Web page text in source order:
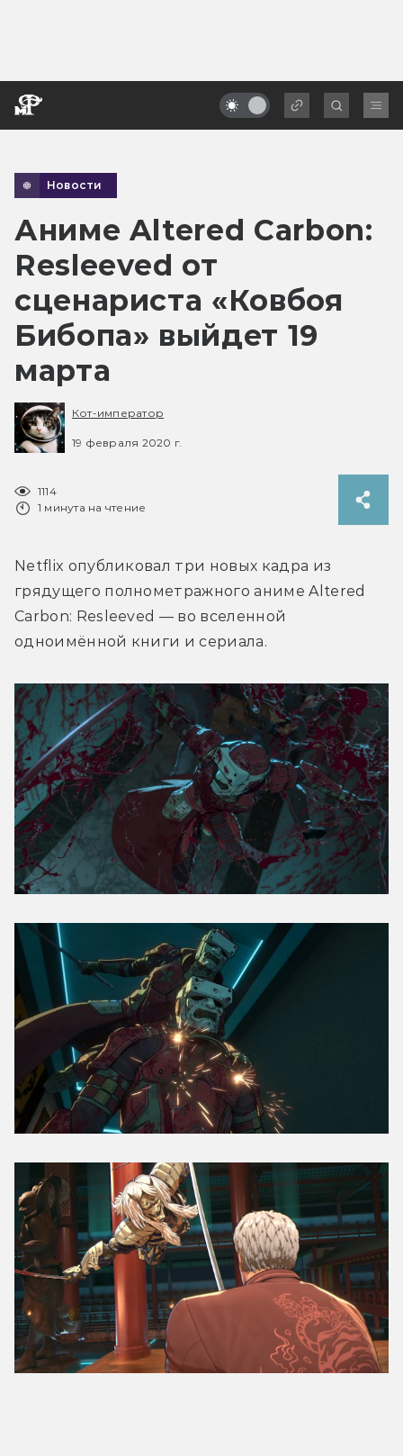
Новости
Аниме Altered Carbon:
Resleeved от
сценариста «Ковбоя
Бибопа» выйдет 19
марта
Кот-император
19 февраля 2020 г.
1114
1 минута на чтение
Netflix опубликовал три новых кадра из
грядущего полнометражного аниме Altered
Carbon: Resleeved — во вселенной
одноимённой книги и сериала.